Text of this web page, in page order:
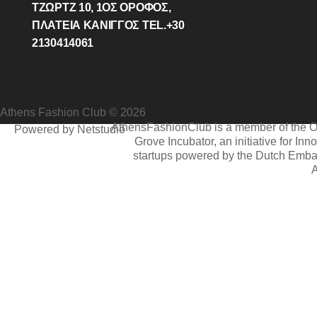
ΤΖΩΡΤΖ 10, 1ΟΣ ΌΡΟΦΟΣ,
ΠΛΑΤΕΙΑ ΚΑΝΙΓΓΟΣ TEL.+30
2130414061
Athens Fashion Club © 2026
Powered by NetstudioAthensFashionClub is a member of the
Grove Incubator, an initiative for
startups powered by the Dutch